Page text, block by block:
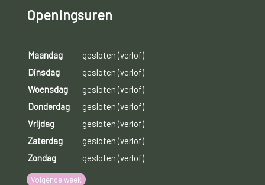
Openingsuren
Maandag
gesloten (verlof)
Dinsdag
gesloten (verlof)
Woensdag
gesloten (verlof)
Donderdag
gesloten (verlof)
Vrijdag
gesloten (verlof)
Zaterdag
gesloten (verlof)
Zondag
gesloten (verlof)
Volgende week